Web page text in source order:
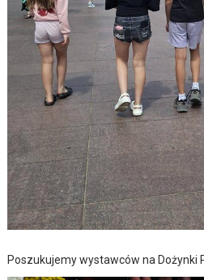
Poszukujemy wystawców na Dożynki